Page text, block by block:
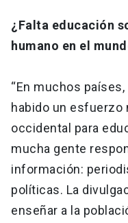
¿Falta educación
humano en el
“En muchos
habido un esfuerzo
occidental para
mucha gente
información:
políticas. La
enseñar a la